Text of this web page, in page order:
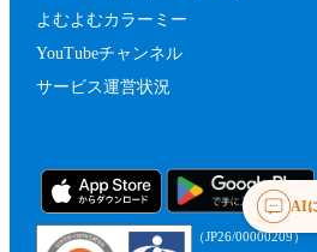
よむよむカラーミー
YouTubeチャンネル
サービス運営状況
（JP26/00000209）
AI